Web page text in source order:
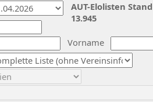
Vorname
AUT-Elolisten
13.945